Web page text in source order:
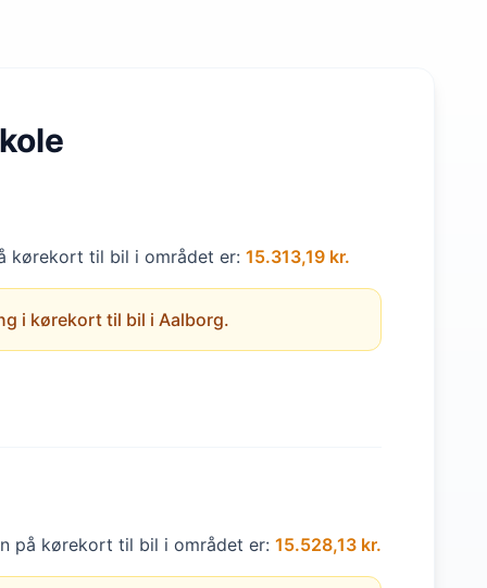
kørekort til bil i området er: 15.313,19 kr.
i kørekort til bil i Aalborg.
på kørekort til bil i området er: 15.528,13 kr.